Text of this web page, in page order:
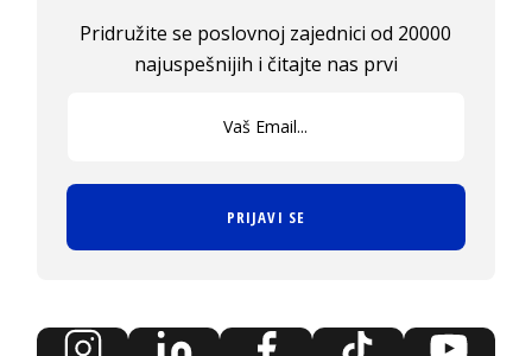
Pridružite se poslovnoj zajednici od 20000
najuspešnijih i čitajte nas prvi
PRIJAVI SE